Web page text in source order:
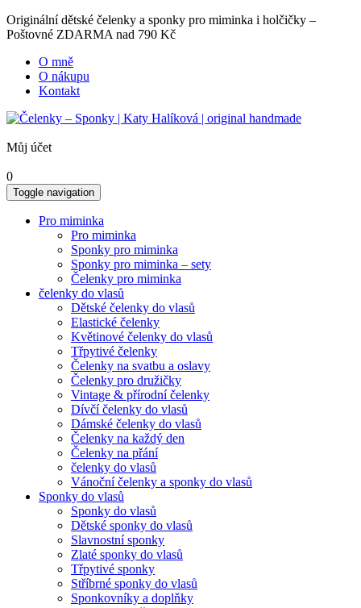
Originální dětské čelenky a sponky pro miminka i holčičky –
Poštovné ZDARMA nad 790 Kč
O mně
O nákupu
Kontakt
Můj účet
0
Toggle navigation
Pro miminka
Pro miminka
Sponky pro miminka
Sponky pro miminka – sety
Čelenky pro miminka
čelenky do vlasů
Dětské čelenky do vlasů
Elastické čelenky
Květinové čelenky do vlasů
Třpytivé čelenky
Čelenky na svatbu a oslavy
Čelenky pro družičky
Vintage & přírodní čelenky
Dívčí čelenky do vlasů
Dámské čelenky do vlasů
Čelenky na každý den
Čelenky na přání
čelenky do vlasů
Vánoční čelenky a sponky do vlasů
Sponky do vlasů
Sponky do vlasů
Dětské sponky do vlasů
Slavnostní sponky
Zlaté sponky do vlasů
Třpytivé sponky
Stříbrné sponky do vlasů
Sponkovníky a doplňky